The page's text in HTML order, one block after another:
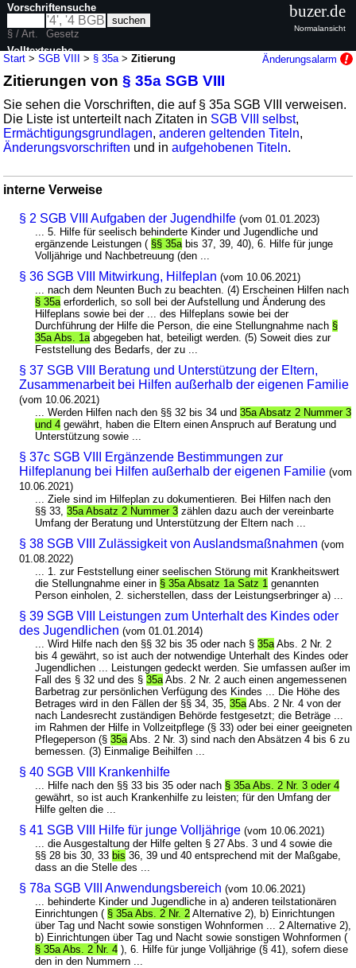
Start >SGB VIII > § 35a >Zitierung Änderungsalarm
Zitierungen von§ 35a SGB VIII
Sie sehen die Vorschriften, die auf § 35a SGB VIII verweisen.
Die Liste ist unterteilt nach Zitaten in SGB VIII selbst,
Ermächtigungsgrundlagen,anderen geltenden Titeln,
Änderungsvorschriften und inaufgehobenen Titeln.
interne Verweise
§ 2 SGB VIII Aufgaben der Jugendhilfe (vom 01.01.2023)
... 5. Hilfe für seelisch behinderte Kinder und Jugendliche und
ergänzende Leistungen ( §§ 35a bis 37, 39, 40), 6. Hilfe für junge
Volljährige und Nachbetreuung (den ...
§ 36 SGB VIII Mitwirkung, Hilfeplan (vom 10.06.2021)
... nach dem Neunten Buch zu beachten. (4) Erscheinen Hilfen nach
§ 35a erforderlich, so soll bei der Aufstellung und Änderung des
Hilfeplans sowie bei der ... des Hilfeplans sowie bei der
Durchführung der Hilfe die Person, die eine Stellungnahme nach §
35a Abs. 1a abgegeben hat, beteiligt werden. (5) Soweit dies zur
Feststellung des Bedarfs, der zu ...
§ 37 SGB VIII Beratung und Unterstützung der Eltern,
Zusammenarbeit bei Hilfen außerhalb der eigenen Familie
(vom 10.06.2021)
... Werden Hilfen nach den §§ 32 bis 34 und35a Absatz 2 Nummer 3
und 4 gewährt, haben die Eltern einen Anspruch auf Beratung und
Unterstützung sowie ...
§ 37c SGB VIII Ergänzende Bestimmungen zur
Hilfeplanung bei Hilfen außerhalb der eigenen Familie (vom
10.06.2021)
... Ziele sind im Hilfeplan zu dokumentieren. Bei Hilfen nach den
§§ 33,35a Absatz 2 Nummer 3 zählen dazu auch der vereinbarte
Umfang der Beratung und Unterstützung der Eltern nach ...
§ 38 SGB VIII Zulässigkeit von Auslandsmaßnahmen (vom
01.08.2022)
... 1. zur Feststellung einer seelischen Störung mit Krankheitswert
die Stellungnahme einer in § 35a Absatz 1a Satz 1 genannten
Person einholen, 2. sicherstellen, dass der Leistungserbringer a) ...
§ 39 SGB VIII Leistungen zum Unterhalt des Kindes oder
des Jugendlichen (vom 01.01.2014)
... Wird Hilfe nach den §§ 32 bis 35 oder nach §35a Abs. 2 Nr. 2
bis 4 gewährt, so ist auch der notwendige Unterhalt des Kindes oder
Jugendlichen ... Leistungen gedeckt werden. Sie umfassen außer im
Fall des § 32 und des §35a Abs. 2 Nr. 2 auch einen angemessenen
Barbetrag zur persönlichen Verfügung des Kindes ... Die Höhe des
Betrages wird in den Fällen der §§ 34, 35,35a Abs. 2 Nr. 4 von der
nach Landesrecht zuständigen Behörde festgesetzt; die Beträge ...
im Rahmen der Hilfe in Vollzeitpflege (§ 33) oder bei einer geeigneten
Pflegeperson (§35a Abs. 2 Nr. 3) sind nach den Absätzen 4 bis 6 zu
bemessen. (3) Einmalige Beihilfen ...
§ 40 SGB VIII Krankenhilfe
... Hilfe nach den §§ 33 bis 35 oder nach § 35a Abs. 2 Nr. 3 oder 4
gewährt, so ist auch Krankenhilfe zu leisten; für den Umfang der
Hilfe gelten die ...
§ 41 SGB VIII Hilfe für junge Volljährige (vom 10.06.2021)
... die Ausgestaltung der Hilfe gelten § 27 Abs. 3 und 4 sowie die
§§ 28 bis 30, 33bis 36, 39 und 40 entsprechend mit der Maßgabe,
dass an die Stelle des ...
§ 78a SGB VIII Anwendungsbereich (vom 10.06.2021)
... behinderte Kinder und Jugendliche in a) anderen teilstationären
Einrichtungen ( § 35a Abs. 2 Nr. 2 Alternative 2), b) Einrichtungen
über Tag und Nacht sowie sonstigen Wohnformen ... 2 Alternative 2),
b) Einrichtungen über Tag und Nacht sowie sonstigen Wohnformen (
§ 35a Abs. 2 Nr. 4 ), 6. Hilfe für junge Volljährige (§ 41), sofern diese
den in den Nummern ...
Vorschriftensuche
§ / Art.
Gesetz
Volltextsuche
nur in SGB VIII
buzer.de
Normalansicht